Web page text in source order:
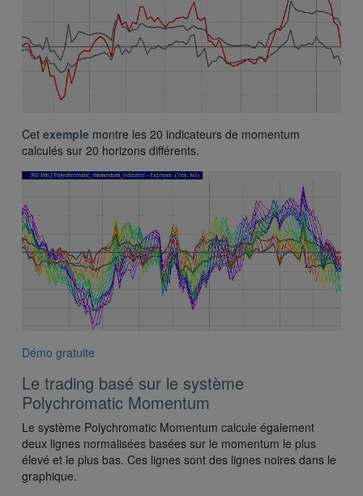
Cet exemple montre les 20 indicateurs de momentum
calculés sur 20 horizons différents.
Démo gratuite
Le trading basé sur le système
Polychromatic Momentum
Le système Polychromatic Momentum calcule également
deux lignes normalisées basées sur le momentum le plus
élevé et le plus bas. Ces lignes sont des lignes noires dans le
graphique.